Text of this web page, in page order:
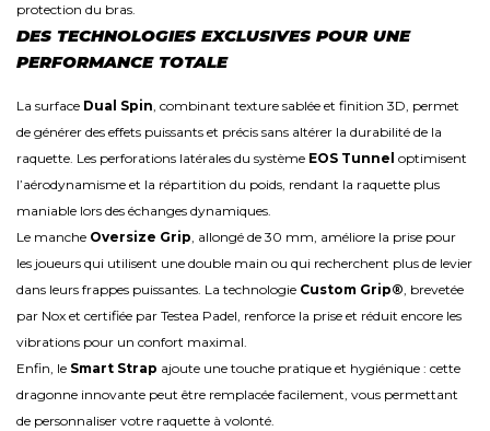
protection du bras.
DES TECHNOLOGIES EXCLUSIVES POUR UNE
PERFORMANCE TOTALE
La surface Dual Spin, combinant texture sablée et finition 3D, permet
de générer des effets puissants et précis sans altérer la durabilité de la
raquette. Les perforations latérales du système EOS Tunnel optimisent
l’aérodynamisme et la répartition du poids, rendant la raquette plus
maniable lors des échanges dynamiques.
Le manche Oversize Grip, allongé de 30 mm, améliore la prise pour
les joueurs qui utilisent une double main ou qui recherchent plus de levier
dans leurs frappes puissantes. La technologie Custom Grip®, brevetée
par Nox et certifiée par Testea Padel, renforce la prise et réduit encore les
vibrations pour un confort maximal.
Enfin, le Smart Strap ajoute une touche pratique et hygiénique : cette
dragonne innovante peut être remplacée facilement, vous permettant
de personnaliser votre raquette à volonté.